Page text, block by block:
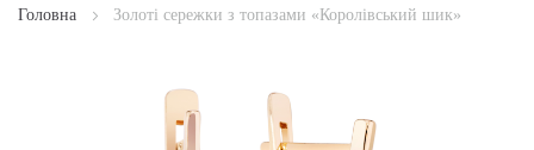
Головна Золоті сережки з топазами «Королівський шик»